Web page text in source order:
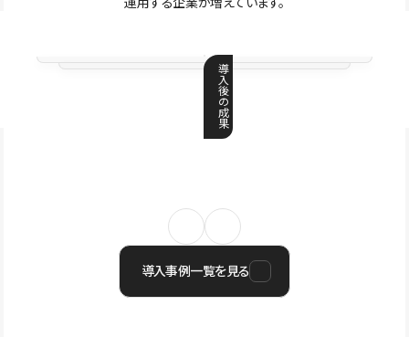
導
入
後
の
成
果
導入事例一覧を見る